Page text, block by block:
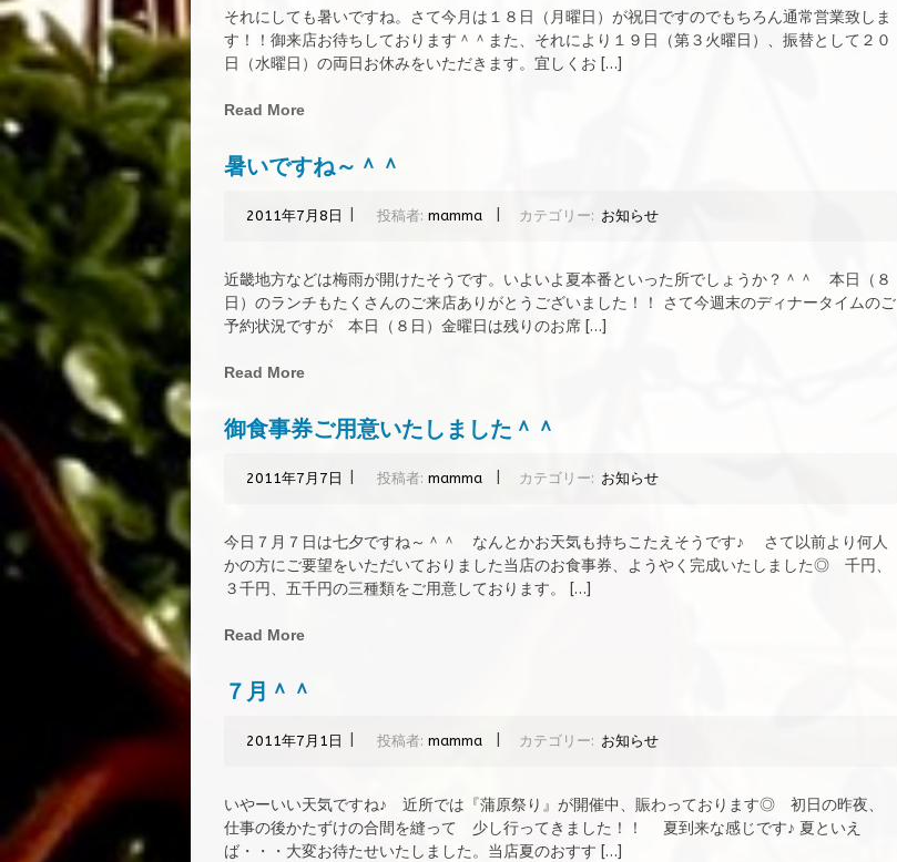
それにしても暑いですね。さて今月は１８日（月曜日）が祝日ですのでもちろん通常営業致しま
す！！御来店お待ちしております＾＾また、それにより１９日（第３火曜日）、振替として２０
日（水曜日）の両日お休みをいただきます。宜しくお […]
Read More
暑いですね～＾＾
2011年7月8日 投稿者: mamma カテゴリー: お知らせ
近畿地方などは梅雨が開けたそうです。いよいよ夏本番といった所でしょうか？＾＾ 本日（８
日）のランチもたくさんのご来店ありがとうございました！！ さて今週末のディナータイムのご
予約状況ですが 本日（８日）金曜日は残りのお席 […]
Read More
御食事券ご用意いたしました＾＾
2011年7月7日 投稿者: mamma カテゴリー: お知らせ
今日７月７日は七夕ですね～＾＾ なんとかお天気も持ちこたえそうです♪ さて以前より何人
かの方にご要望をいただいておりました当店のお食事券、ようやく完成いたしました◎ 千円、
３千円、五千円の三種類をご用意しております。 […]
Read More
７月＾＾
2011年7月1日 投稿者: mamma カテゴリー: お知らせ
いやーいい天気ですね♪ 近所では『蒲原祭り』が開催中、賑わっております◎ 初日の昨夜、
仕事の後かたずけの合間を縫って 少し行ってきました！！ 夏到来な感じです♪ 夏といえ
ば・・・大変お待たせいたしました。当店夏のおすす […]